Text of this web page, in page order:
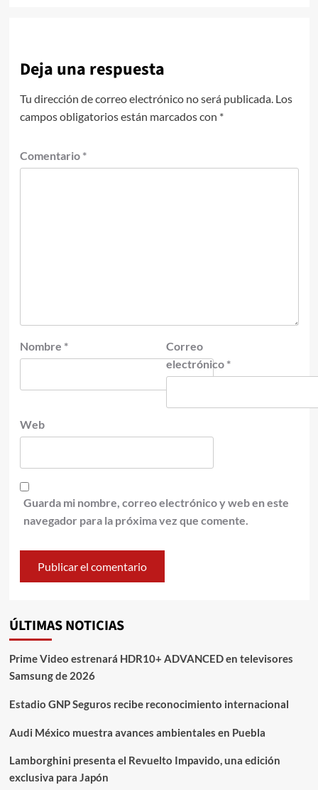
Deja una respuesta
Tu dirección de correo electrónico no será publicada. Los
campos obligatorios están marcados con *
Comentario *
Nombre *
Correo
electrónico *
Web
Guarda mi nombre, correo electrónico y web en este
navegador para la próxima vez que comente.
ÚLTIMAS NOTICIAS
Prime Video estrenará HDR10+ ADVANCED en televisores
Samsung de 2026
Estadio GNP Seguros recibe reconocimiento internacional
Audi México muestra avances ambientales en Puebla
Lamborghini presenta el Revuelto Impavido, una edición
exclusiva para Japón